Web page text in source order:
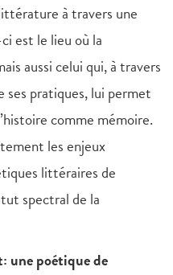
à travers une
est le lieu où la
aussi celui qui, à travers
pratiques, lui permet
comme mémoire.
les enjeux
littéraires de
spectral de la
une poétique de